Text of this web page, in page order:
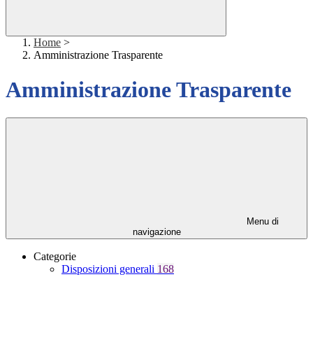
Home >
Amministrazione Trasparente
Amministrazione Trasparente
Menu di
navigazione
Categorie
Disposizioni generali 168